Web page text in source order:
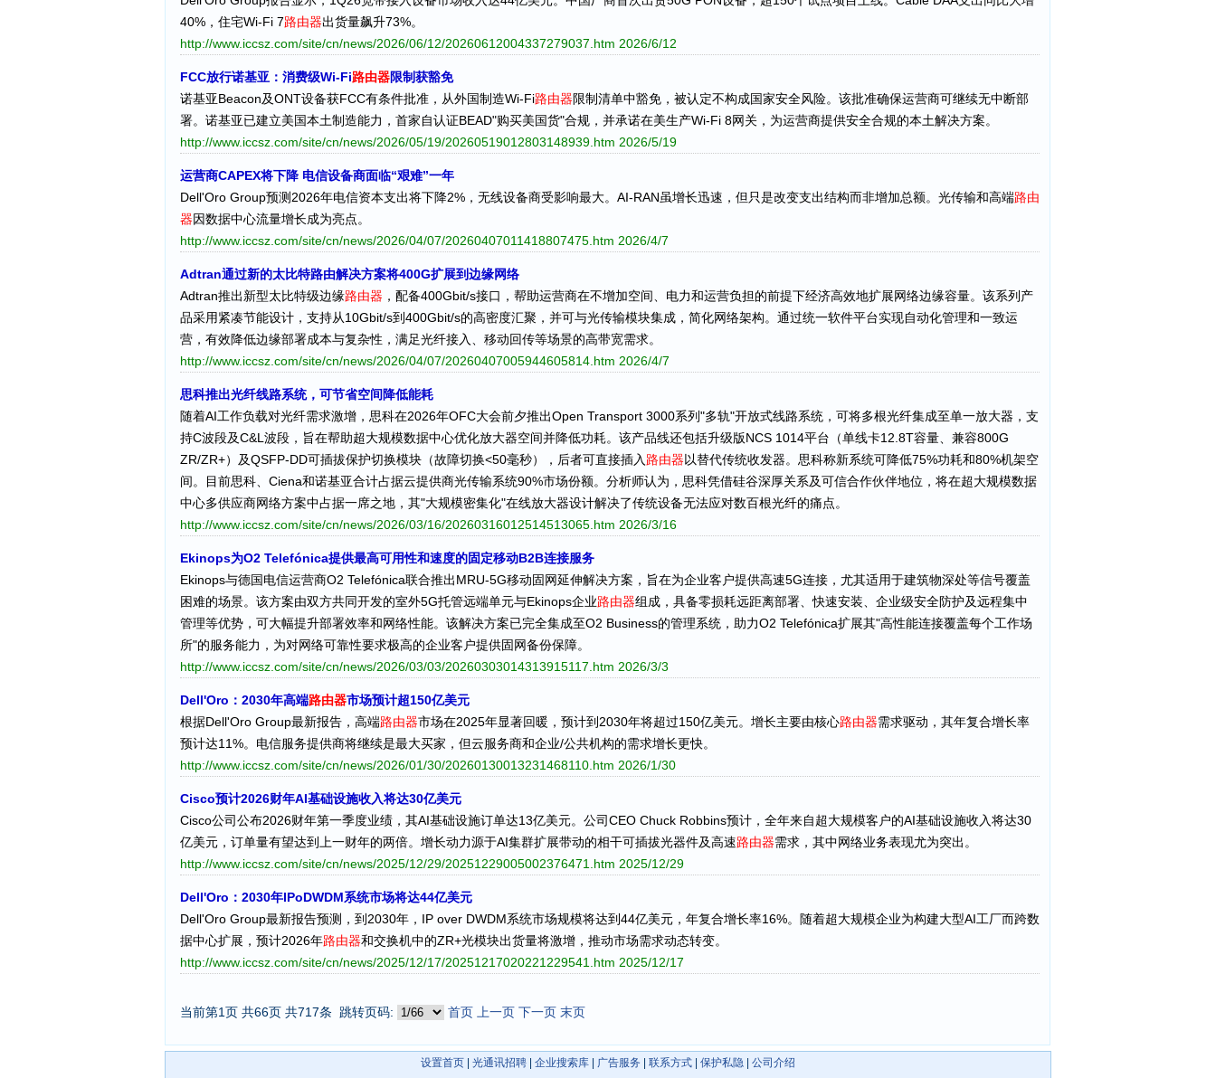
40%，住宅Wi-Fi 7路由器出货量飙升73%。
http://www.iccsz.com/site/cn/news/2026/06/12/20260612004337279037.htm 2026/6/12
FCC放行诺基亚：消费级Wi-Fi路由器限制获豁免
诺基亚Beacon及ONT设备获FCC有条件批准，从外国制造Wi-Fi路由器限制清单中豁免，被认定不构成国家安全风险。该批准确保运营商可继续无中断部
署。诺基亚已建立美国本土制造能力，首家自认证BEAD"购买美国货"合规，并承诺在美生产Wi-Fi 8网关，为运营商提供安全合规的本土解决方案。
http://www.iccsz.com/site/cn/news/2026/05/19/20260519012803148939.htm 2026/5/19
运营商CAPEX将下降 电信设备商面临“艰难”一年
Dell'Oro Group预测2026年电信资本支出将下降2%，无线设备商受影响最大。AI-RAN虽增长迅速，但只是改变支出结构而非增加总额。光传输和高端路由
器因数据中心流量增长成为亮点。
http://www.iccsz.com/site/cn/news/2026/04/07/20260407011418807475.htm 2026/4/7
Adtran通过新的太比特路由解决方案将400G扩展到边缘网络
Adtran推出新型太比特级边缘路由器 ，配备400Gbit/s接口，帮助运营商在不增加空间、电力和运营负担的前提下经济高效地扩展网络边缘容量。该系列产
品采用紧凑节能设计，支持从10Gbit/s到400Gbit/s的高密度汇聚，并可与光传输模块集成，简化网络架构。通过统一软件平台实现自动化管理和一致运
营，有效降低边缘部署成本与复杂性，满足光纤接入、移动回传等场景的高带宽需求。
http://www.iccsz.com/site/cn/news/2026/04/07/20260407005944605814.htm 2026/4/7
思科推出光纤线路系统，可节省空间降低能耗
随着AI工作负载对光纤需求激增，思科在2026年OFC大会前夕推出Open Transport 3000系列"多轨"开放式线路系统，可将多根光纤集成至单一放大器，支
持C波段及C&L波段，旨在帮助超大规模数据中心优化放大器空间并降低功耗。该产品线还包括升级版NCS 1014平台（单线卡12.8T容量、兼容800G
ZR/ZR+）及QSFP-DD可插拔保护切换模块（故障切换<50毫秒），后者可直接插入 路由器以替代传统收发器。思科称新系统可降低75%功耗和80%机架空
间。目前思科、Ciena和诺基亚合计占据云提供商光传输系统90%市场份额。分析师认为，思科凭借硅谷深厚关系及可信合作伙伴地位，将在超大规模数据
中心多供应商网络方案中占据一席之地，其"大规模密集化"在线放大器设计解决了传统设备无法应对数百根光纤的痛点。
http://www.iccsz.com/site/cn/news/2026/03/16/20260316012514513065.htm 2026/3/16
Ekinops为O2 Telefónica提供最高可用性和速度的固定移动B2B连接服务
Ekinops与德国电信运营商O2 Telefónica联合推出MRU-5G移动固网延伸解决方案，旨在为企业客户提供高速5G连接，尤其适用于建筑物深处等信号覆盖
困难的场景。该方案由双方共同开发的室外5G托管远端单元与Ekinops企业路由器组成，具备零损耗远距离部署、快速安装、企业级安全防护及远程集中
管理等优势，可大幅提升部署效率和网络性能。该解决方案已完全集成至O2 Business的管理系统，助力O2 Telefónica扩展其"高性能连接覆盖每个工作场
所"的服务能力，为对网络可靠性要求极高的企业客户提供固网备份保障。
http://www.iccsz.com/site/cn/news/2026/03/03/20260303014313915117.htm 2026/3/3
Dell'Oro：2030年高端路由器市场预计超150亿美元
根据Dell'Oro Group最新报告，高端路由器市场在2025年显著回暖，预计到2030年将超过150亿美元。增长主要由核心路由器需求驱动，其年复合增长率
预计达11%。电信服务提供商将继续是最大买家，但云服务商和企业/公共机构的需求增长更快。
http://www.iccsz.com/site/cn/news/2026/01/30/20260130013231468110.htm 2026/1/30
Cisco预计2026财年AI基础设施收入将达30亿美元
Cisco公司公布2026财年第一季度业绩，其AI基础设施订单达13亿美元。公司CEO Chuck Robbins预计，全年来自超大规模客户的AI基础设施收入将达30
亿美元，订单量有望达到上一财年的两倍。增长动力源于AI集群扩展带动的相干可插拔光器件及高速路由器需求，其中网络业务表现尤为突出。
http://www.iccsz.com/site/cn/news/2025/12/29/20251229005002376471.htm 2025/12/29
Dell'Oro：2030年IPoDWDM系统市场将达44亿美元
Dell'Oro Group最新报告预测，到2030年，IP over DWDM系统市场规模将达到44亿美元，年复合增长率16%。随着超大规模企业为构建大型AI工厂而跨数
据中心扩展，预计2026年路由器和交换机中的ZR+光模块出货量将激增，推动市场需求动态转变。
http://www.iccsz.com/site/cn/news/2025/12/17/20251217020221229541.htm 2025/12/17
当前第1页 共66页 共717条 跳转页码: 首页 上一页 下一页 末页
设置首页 光通讯招聘 企业搜索库 广告服务 联系方式 保护私隐 公司介绍